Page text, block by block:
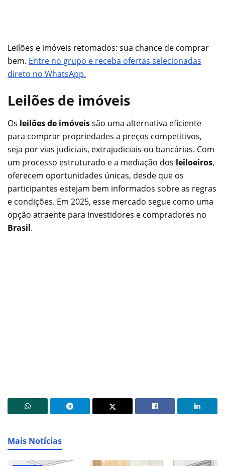
Leilões e imóveis retomados: sua chance de comprar
bem. Entre no grupo e receba ofertas selecionadas
direto no WhatsApp.
Leilões de imóveis
Os leilões de imóveissão uma alternativa eficiente
para comprar propriedades a preços competitivos,
seja por vias judiciais, extrajudiciais ou bancárias. Com
um processo estruturado e a mediação dos leiloeiros,
oferecem oportunidades únicas, desde que os
participantes estejam bem informados sobre as regras
e condições. Em 2025, esse mercado segue como uma
opção atraente para investidores e compradores no
Brasil.
Mais Notícias